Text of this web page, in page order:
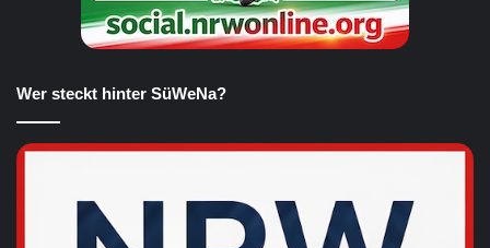
Wer steckt hinter SüWeNa?